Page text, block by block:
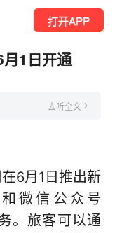
打开APP
1日开通
去听全文
6月1日推出新
微信公众号
。旅客可以通